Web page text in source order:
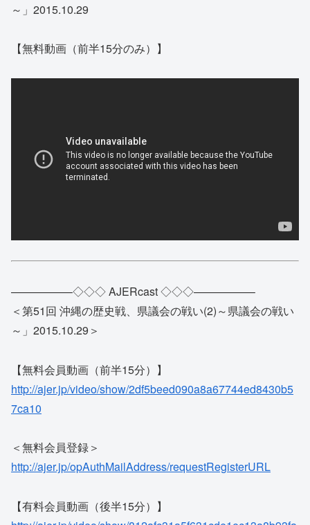
～」2015.10.29
【無料動画（前半15分のみ）】
—————–◇◇◇ AJERcast ◇◇◇—————–
＜第51回 沖縄の歴史戦、県議会の戦い(2)～県議会の戦い
～」2015.10.29＞
【無料会員動画（前半15分）】
http://ajer.jp/video/show/2df5beed090a8a67744ed8430b5
7ca10
＜無料会員登録＞
http://ajer.jp/opAuthMailAddress/requestRegisterURL
【有料会員動画（後半15分）】